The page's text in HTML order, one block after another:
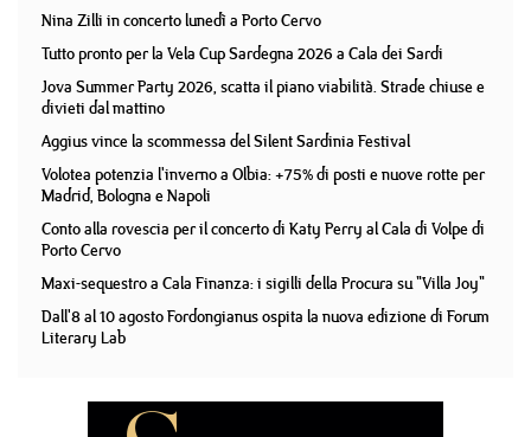
Nina Zilli in concerto lunedì a Porto Cervo
Tutto pronto per la Vela Cup Sardegna 2026 a Cala dei Sardi
Jova Summer Party 2026, scatta il piano viabilità. Strade chiuse e
divieti dal mattino
Aggius vince la scommessa del Silent Sardinia Festival
Volotea potenzia l'inverno a Olbia: +75% di posti e nuove rotte per
Madrid, Bologna e Napoli
Conto alla rovescia per il concerto di Katy Perry al Cala di Volpe di
Porto Cervo
Maxi-sequestro a Cala Finanza: i sigilli della Procura su "Villa Joy"
Dall'8 al 10 agosto Fordongianus ospita la nuova edizione di Forum
Literary Lab